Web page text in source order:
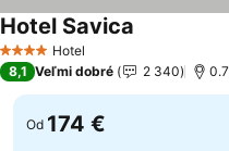
4 Počet hviezdičiek
Hotel
Hotel Savica
8,1 Veľmi dobré 2 340
Od 174 €